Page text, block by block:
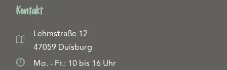
Kontakt
Lehmstraße 12
47059 Duisburg
Mo. - Fr.: 10 bis 16 Uhr